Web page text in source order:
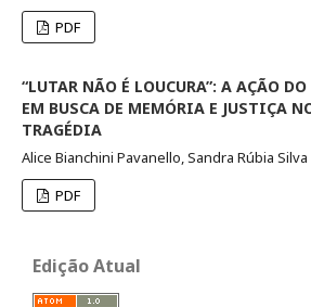
PDF
“LUTAR NÃO É LOUCURA”: A AÇÃO
EM BUSCA DE MEMÓRIA E JUSTIÇA
TRAGÉDIA
Alice Bianchini Pavanello, Sandra Rúbia Silva
PDF
Edição Atual